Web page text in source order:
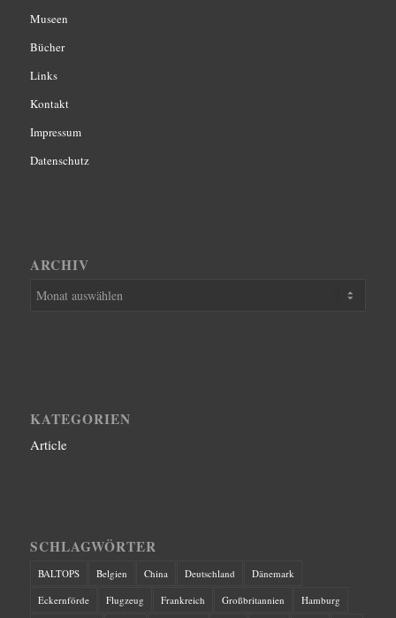
Museen
Bücher
Links
Kontakt
Impressum
Datenschutz
ARCHIV
KATEGORIEN
Article
SCHLAGWÖRTER
BALTOPS Belgien China Deutschland
Dänemark
Eckernförde
Flugzeug Frankreich Großbritannien Hamburg